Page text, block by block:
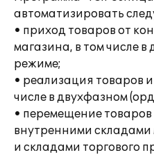
автоматизировать
• приход товаров от
магазина, в том числе
режиме;
• реализация товаров и
числе в двухфазном
• перемещение
внутренними
и складами торгового